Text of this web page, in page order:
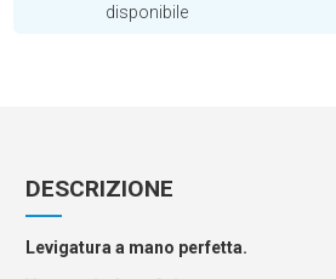
disponibile
DESCRIZIONE
Levigatura a mano perfetta.